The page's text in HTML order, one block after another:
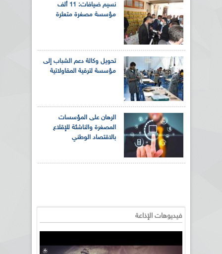
نسيم ضيافات: 11 ألف
مؤسسة مصغرة متعثرة
تحويل وكالة دعم الشباب إلى
مؤسسة لترقية المقاولاتية
الرهان على المؤسسات
المصغرة والناشئة للإقلاع
بالاقتصاد الوطني
فيديوهات الإذاعة